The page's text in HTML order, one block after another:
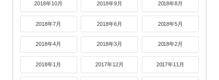
2018年10月 2018年9月 2018年8月
2018年7月 2018年6月 2018年5月
2018年4月 2018年3月 2018年2月
2018年1月 2017年12月 2017年11月